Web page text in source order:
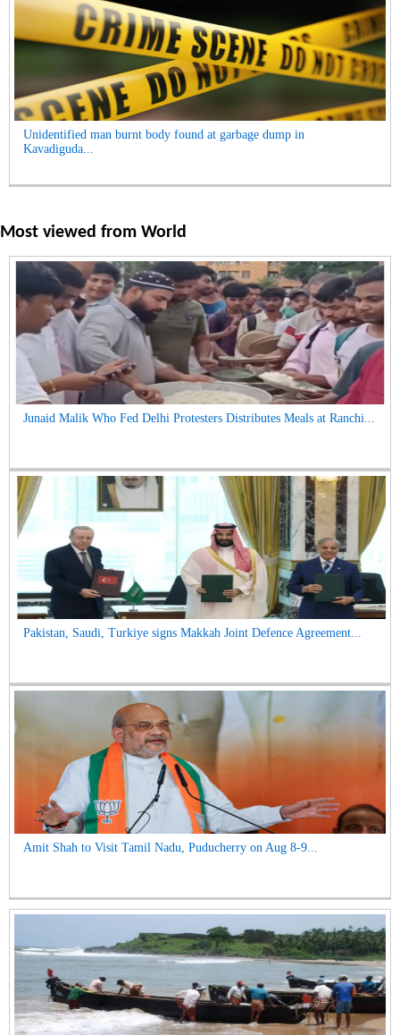
Unidentified man burnt body found at garbage dump in
Kavadiguda...
Most viewed from World
Junaid Malik Who Fed Delhi Protesters Distributes Meals at Ranchi...
Pakistan, Saudi, Turkiye signs Makkah Joint Defence Agreement...
Amit Shah to Visit Tamil Nadu, Puducherry on Aug 8-9...